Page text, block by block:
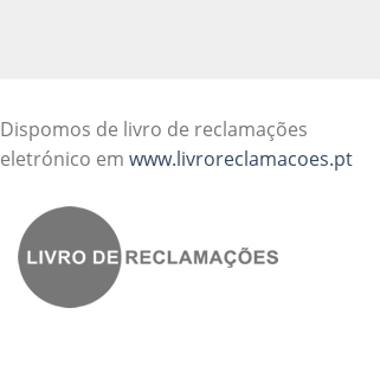
Dispomos de livro de reclamações
eletrónico em www.livroreclamacoes.pt